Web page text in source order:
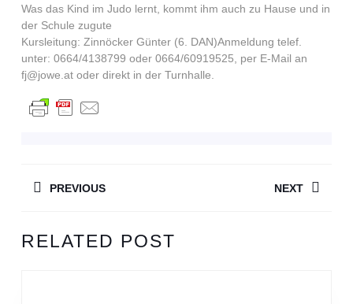
Was das Kind im Judo lernt, kommt ihm auch zu Hause und in
der Schule zugute
Kursleitung: Zinnöcker Günter (6. DAN)Anmeldung telef.
unter: 0664/4138799 oder 0664/60919525, per E-Mail an
fj@jowe.at oder direkt in der Turnhalle.
PREVIOUS
post:
NEXT
RELATED POST